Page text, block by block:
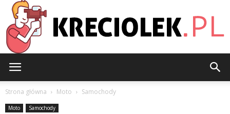
Strona główna Moto Samochody
Moto Samochody